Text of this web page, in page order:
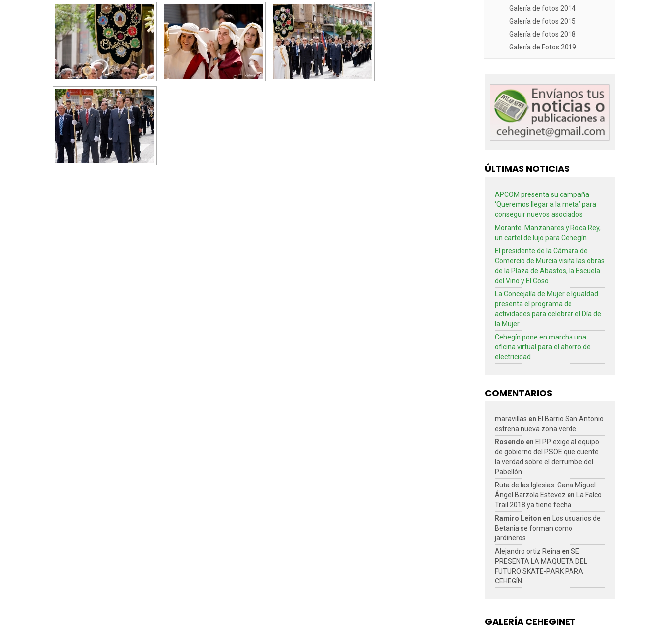
Galería de fotos 2014
Galería de fotos 2015
Galería de fotos 2018
Galería de Fotos 2019
ÚLTIMAS NOTICIAS
APCOM presenta su campaña
‘Queremos llegar a la meta’ para
conseguir nuevos asociados
Morante, Manzanares y Roca Rey,
un cartel de lujo para Cehegín
El presidente de la Cámara de
Comercio de Murcia visita las obras
de la Plaza de Abastos, la Escuela
del Vino y El Coso
La Concejalía de Mujer e Igualdad
presenta el programa de
actividades para celebrar el Día de
la Mujer
Cehegín pone en marcha una
oficina virtual para el ahorro de
electricidad
COMENTARIOS
maravillas en El Barrio San Antonio
estrena nueva zona verde
Rosendo en El PP exige al equipo
de gobierno del PSOE que cuente
la verdad sobre el derrumbe del
Pabellón
Ruta de las Iglesias: Gana Miguel
Ángel Barzola Estevez en La Falco
Trail 2018 ya tiene fecha
Ramiro Leiton en Los usuarios de
Betania se forman como
jardineros
Alejandro ortiz Reinaen SE
PRESENTA LA MAQUETA DEL
FUTURO SKATE-PARK PARA
CEHEGÍN.
GALERÍA CEHEGINET